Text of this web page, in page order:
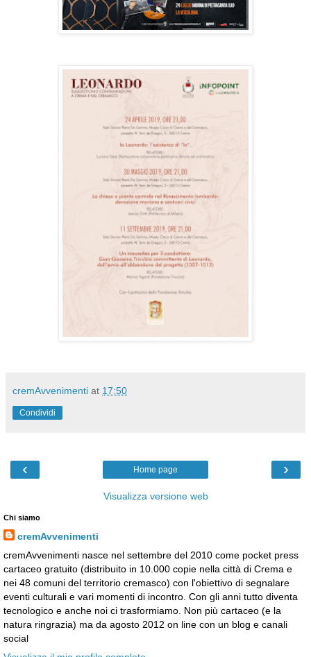
cremAvvenimenti at 17:50
Condividi
‹ ›
Home page
Visualizza versione web
Chi siamo
cremAvvenimenti
cremAvvenimenti nasce nel settembre del 2010 come pocket press
cartaceo gratuito (distribuito in 10.000 copie nella città di Crema e
nei 48 comuni del territorio cremasco) con l'obiettivo di segnalare
eventi culturali e vari momenti di incontro. Con gli anni tutto diventa
tecnologico e anche noi ci trasformiamo. Non più cartaceo (e la
natura ringrazia) ma da agosto 2012 on line con un blog e canali
social